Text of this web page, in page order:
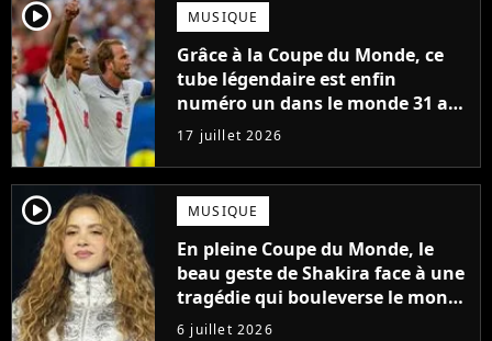
player2 MUSIQUE
Grâce à la Coupe du Monde, ce
tube légendaire est enfin
numéro un dans le monde 31 ans
après sa sortie
17 juillet 2026
player2 MUSIQUE
En pleine Coupe du Monde, le
beau geste de Shakira face à une
tragédie qui bouleverse le monde
entier
6 juillet 2026